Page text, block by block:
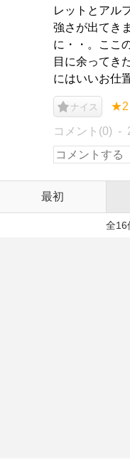
レットとアル
強さが出てき
に・・。ここ
目に余ってき
にはいいお仕
ナイス ★2
コメント(0)
最初
全16